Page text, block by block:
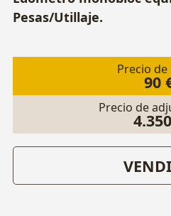
Pesas/Utillaje.
Precio de
90
Precio de